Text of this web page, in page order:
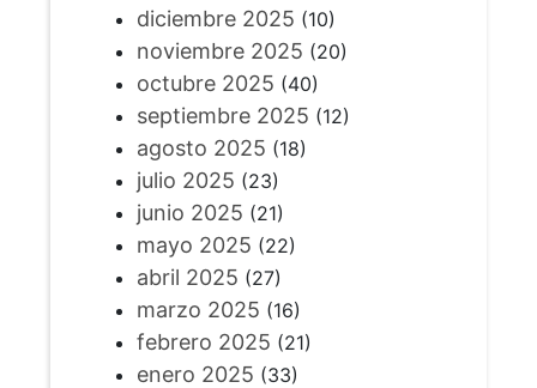
diciembre 2025 (10)
noviembre 2025 (20)
octubre 2025 (40)
septiembre 2025 (12)
agosto 2025 (18)
julio 2025 (23)
junio 2025 (21)
mayo 2025 (22)
abril 2025 (27)
marzo 2025 (16)
febrero 2025 (21)
enero 2025 (33)